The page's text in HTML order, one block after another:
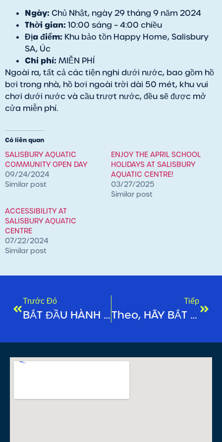
Ngày: Chủ Nhật, ngày 29 tháng 9 năm 2024
Thời gian: 10:00 sáng – 4:00 chiều
Địa điểm: Khu bảo tồn Happy Home, Salisbury
SA, Úc
Chi phí: MIỄN PHÍ
Ngoài ra, tất cả các tiện nghi dưới nước, bao gồm hồ
bơi trong nhà, hồ bơi ngoài trời dài 50 mét, khu vui
chơi dưới nước và cầu trượt nước, đều sẽ được mở
cửa miễn phí.
Có liên quan
SALISBURY AQUATIC
COMMUNITY OPEN DAY
09/24/2024
Similar post
ENJOY THE APRIL SCHOOL
HOLIDAYS AT SALISBURY
AQUATIC CENTRE!
03/27/2025
Similar post
ACCESSIBILITY AT
SALISBURY AQUATIC
CENTRE
07/22/2024
Similar post
Trước Đó
BẮT ĐẦU HÀNH TRÌNH TẬP LUYỆN CỦA BẠN VỚI CHƯƠNG TRÌNH HUẤN LUYỆN 8 TUẦN!
Tiếp
Theo, HÃY BẮT ĐẦU HÀNH TRÌNH BƠI LỘI CỦA BẠN NGAY HÔM NAY!